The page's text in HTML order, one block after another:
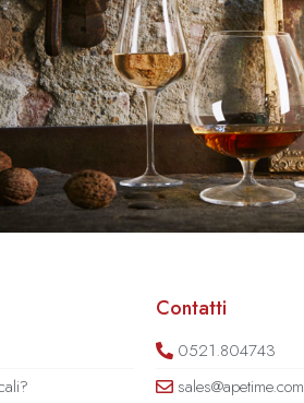
Contatti
0521.804743
sales@apetime.com